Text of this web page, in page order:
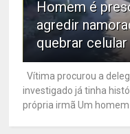
Homem é
agredir
quebrar
Vítima procurou a
investigado já tinha
própria irmã Um homem